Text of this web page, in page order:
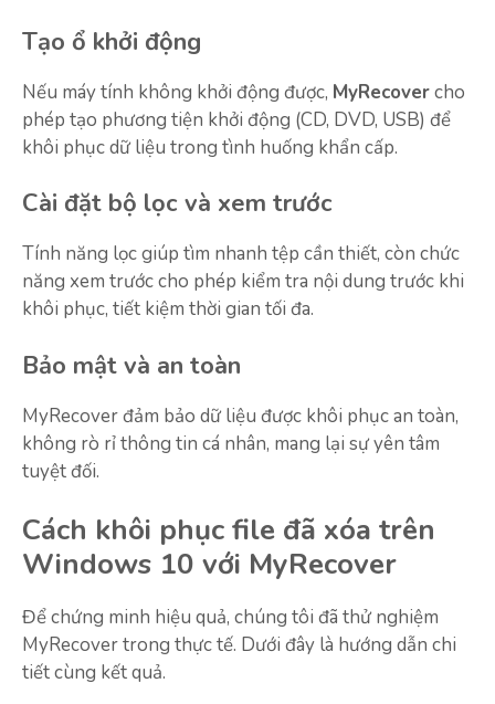
Tạo ổ khởi động
Nếu máy tính không khởi động được, MyRecovercho
phép tạo phương tiện khởi động (CD, DVD, USB) để
khôi phục dữ liệu trong tình huống khẩn cấp.
Cài đặt bộ lọc và xem trước
Tính năng lọc giúp tìm nhanh tệp cần thiết, còn chức
năng xem trước cho phép kiểm tra nội dung trước khi
khôi phục, tiết kiệm thời gian tối đa.
Bảo mật và an toàn
MyRecover đảm bảo dữ liệu được khôi phục an toàn,
không rò rỉ thông tin cá nhân, mang lại sự yên tâm
tuyệt đối.
Cách khôi phục file đã xóa trên
Windows 10 với MyRecover
Để chứng minh hiệu quả, chúng tôi đã thử nghiệm
MyRecover trong thực tế. Dưới đây là hướng dẫn chi
tiết cùng kết quả.